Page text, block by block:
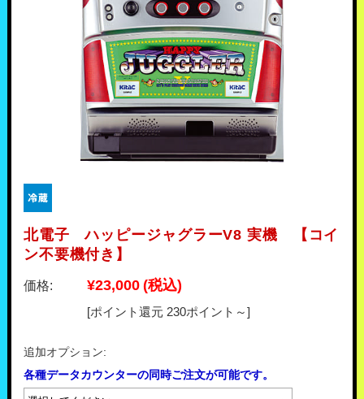
北電子 ハッピージャグラーV8 実機 【コイ
ン不要機付き】
価格: ¥23,000(税込)
[ポイント還元 230ポイント～]
追加オプション:
各種データカウンターの同時ご注文が可能です。